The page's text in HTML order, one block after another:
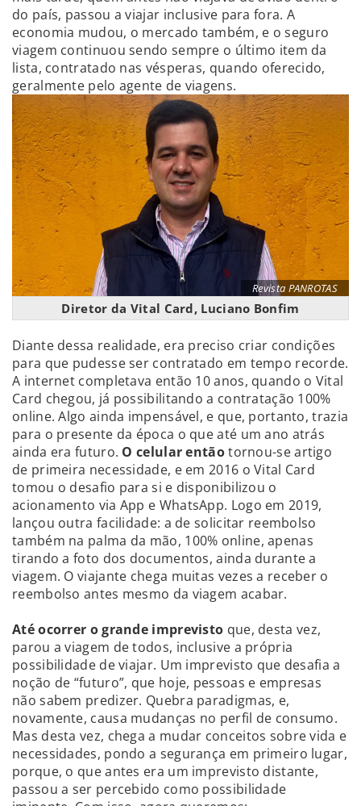
do país, passou a viajar inclusive para fora. A
economia mudou, o mercado também, e o seguro
viagem continuou sendo sempre o último item da
lista, contratado nas vésperas, quando oferecido,
geralmente pelo agente de viagens.
Revista PANROTAS
Diretor da Vital Card, Luciano Bonfim
Diante dessa realidade, era preciso criar condições
para que pudesse ser contratado em tempo recorde.
A internet completava então 10 anos, quando o Vital
Card chegou, já possibilitando a contratação 100%
online. Algo ainda impensável, e que, portanto, trazia
para o presente da época o que até um ano atrás
ainda era futuro. O celular entãotornou-se artigo
de primeira necessidade, e em 2016 o Vital Card
tomou o desafio para si e disponibilizou o
acionamento via App e WhatsApp. Logo em 2019,
lançou outra facilidade: a de solicitar reembolso
também na palma da mão, 100% online, apenas
tirando a foto dos documentos, ainda durante a
viagem. O viajante chega muitas vezes a receber o
reembolso antes mesmo da viagem acabar.
Até ocorrer o grande imprevisto que, desta vez,
parou a viagem de todos, inclusive a própria
possibilidade de viajar. Um imprevisto que desafia a
noção de “futuro”, que hoje, pessoas e empresas
não sabem predizer. Quebra paradigmas, e,
novamente, causa mudanças no perfil de consumo.
Mas desta vez, chega a mudar conceitos sobre vida e
necessidades, pondo a segurança em primeiro lugar,
porque, o que antes era um imprevisto distante,
passou a ser percebido como possibilidade